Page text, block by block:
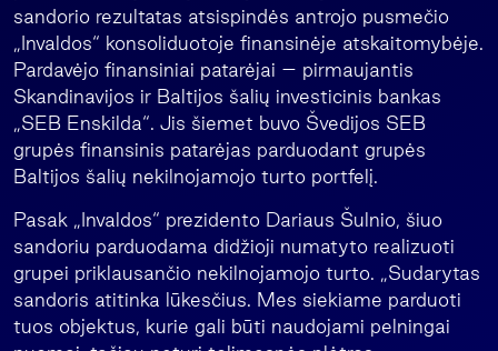
sandorio rezultatas atsispindės antrojo pusmečio
„Invaldos“ konsoliduotoje finansinėje atskaitomybėje.
Pardavėjo finansiniai patarėjai – pirmaujantis
Skandinavijos ir Baltijos šalių investicinis bankas
„SEB Enskilda“. Jis šiemet buvo Švedijos SEB
grupės finansinis patarėjas parduodant grupės
Baltijos šalių nekilnojamojo turto portfelį.
Pasak „Invaldos“ prezidento Dariaus Šulnio, šiuo
sandoriu parduodama didžioji numatyto realizuoti
grupei priklausančio nekilnojamojo turto. „Sudarytas
sandoris atitinka lūkesčius. Mes siekiame parduoti
tuos objektus, kurie gali būti naudojami pelningai